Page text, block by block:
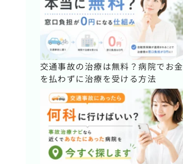
交通事故の治療は無料？病院でお金
を払わずに治療を受ける方法